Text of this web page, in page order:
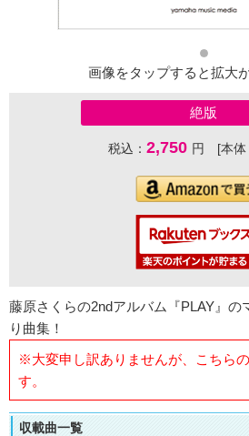
画像をタップすると拡大
絶版
税込： 2,750 円 [本体
藤原さくらの2ndアルバム『PLAY』の
り曲集！
※大変申し訳ありませんが、こちら
す。
収載曲一覧